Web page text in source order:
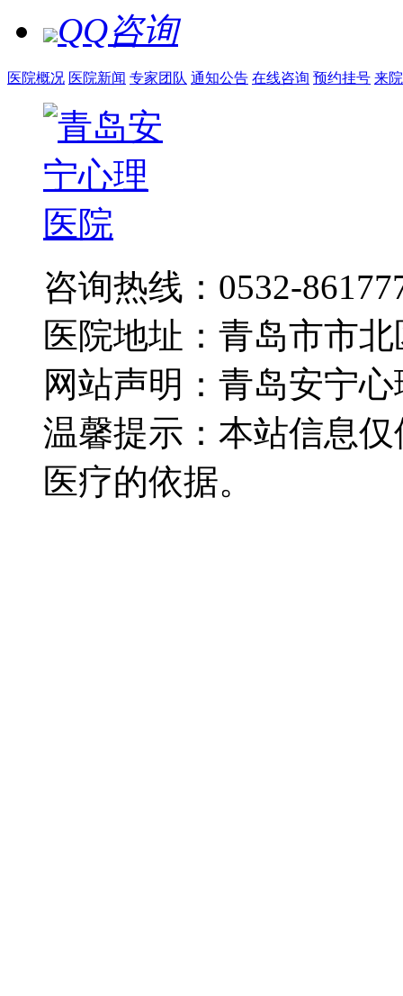
QQ咨询
医院概况 医院新闻 专家团队 通知公告 在线咨询 预约挂号 来
咨询热线：0532-
医院地址：青岛市市
网站声明：青岛安宁
温馨提示：本站信息
医疗的依据。